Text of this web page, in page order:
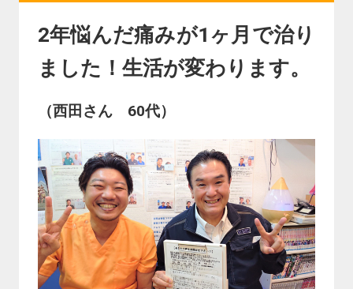
2年悩んだ痛みが1ヶ月で治り
ました！生活が変わります。
（西田さん 60代）